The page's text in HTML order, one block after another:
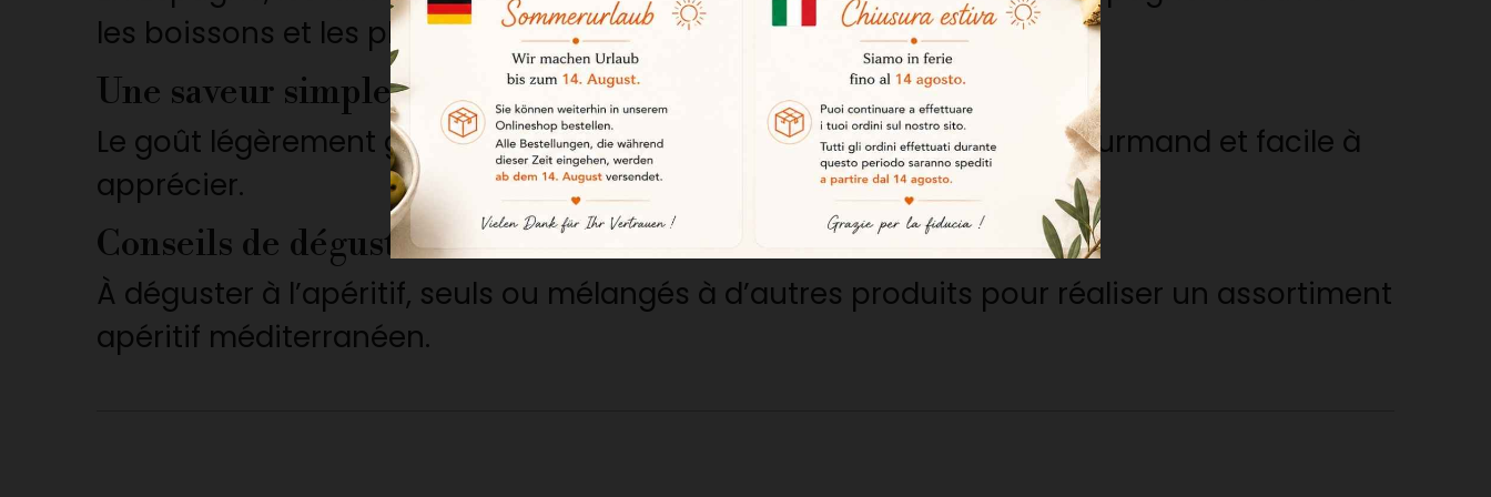
les boissons et les plateaux de tapas.
Une saveur simple et efficace
Le goût légèrement grillé du maïs associé au sel donne un produit gourmand et facile à
apprécier.
Conseils de dégustation
À déguster à l’apéritif, seuls ou mélangés à d’autres produits pour réaliser un assortiment
apéritif méditerranéen.